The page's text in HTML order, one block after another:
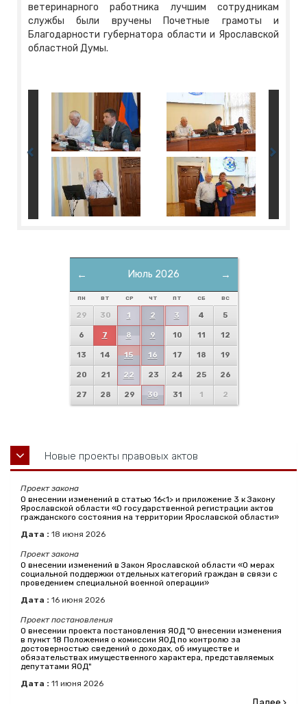
ветеринарного работника лучшим сотрудникам
службы были вручены Почетные грамоты и
Благодарности губернатора области и Ярославской
областной Думы.
← →
Июль 2026
ПН ВТ СР ЧТ ПТ СБ ВС
29 30 1 2 3 4 5
6 7 8 9 10 11 12
13 14 15 16 17 18 19
20 21 22 23 24 25 26
27 28 29 30 31 1 2
Новые проекты правовых актов
Проект закона
О внесении изменений в статью 16<1> и приложение 3 к Закону
Ярославской области «О государственной регистрации актов
гражданского состояния на территории Ярославской области»
Дата : 18 июня 2026
Проект закона
О внесении изменений в Закон Ярославской области «О мерах
социальной поддержки отдельных категорий граждан в связи с
проведением специальной военной операции»
Дата : 16 июня 2026
Проект постановления
О внесении проекта постановления ЯОД "О внесении изменения
в пункт 18 Положения о комиссии ЯОД по контролю за
достоверностью сведений о доходах, об имуществе и
обязательствах имущественного характера, представляемых
депутатами ЯОД"
Дата : 11 июня 2026